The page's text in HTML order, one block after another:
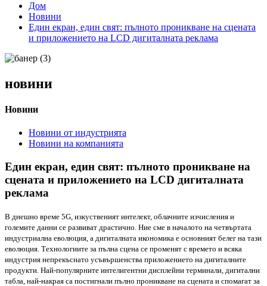
Дом
Новини
Един екран, един свят: пълното проникване на сцената
и приложението на LCD дигиталната реклама
новини
Новини
Новини от индустрията
Новини на компанията
Един екран, един свят: пълното проникване на
сцената и приложението на LCD дигиталната
реклама
В днешно време 5G, изкуственият интелект, облачните изчисления и
големите данни се развиват драстично. Ние сме в началото на четвъртата
индустриална еволюция, а дигиталната икономика е основният белег на тази
еволюция. Технологиите за пълна сцена се променят с времето и всяка
индустрия непрекъснато усъвършенства приложението на дигиталните
продукти. Най-популярните интелигентни дисплейни терминали, дигитални
табла, най-накрая са постигнали пълно проникване на сцената и спомагат за